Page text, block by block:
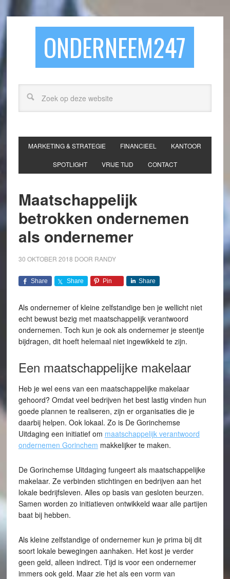
ONDERNEEM247
MARKETING & STRATEGIE FINANCIEEL KANTOOR
SPOTLIGHT VRIJE TIJD CONTACT
Maatschappelijk
betrokken ondernemen
als ondernemer
30 OKTOBER 2018 DOOR RANDY
Share Share Pin Share
Als ondernemer of kleine zelfstandige ben je wellicht niet
echt bewust bezig met maatschappelijk verantwoord
ondernemen. Toch kun je ook als ondernemer je steentje
bijdragen, dit hoeft helemaal niet ingewikkeld te zijn.
Een maatschappelijke makelaar
Heb je wel eens van een maatschappelijke makelaar
gehoord? Omdat veel bedrijven het best lastig vinden hun
goede plannen te realiseren, zijn er organisaties die je
daarbij helpen. Ook lokaal. Zo is De Gorinchemse
Uitdaging een initiatief om maatschappelijk verantwoord
ondernemen Gorinchem makkelijker te maken.
De Gorinchemse Uitdaging fungeert als maatschappelijke
makelaar. Ze verbinden stichtingen en bedrijven aan het
lokale bedrijfsleven. Alles op basis van gesloten beurzen.
Samen worden zo initiatieven ontwikkeld waar alle partijen
baat bij hebben.
Als kleine zelfstandige of ondernemer kun je prima bij dit
soort lokale bewegingen aanhaken. Het kost je verder
geen geld, alleen indirect. Tijd is voor een ondernemer
immers ook geld. Maar zie het als een vorm van